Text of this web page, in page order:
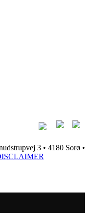
3 • 4180 Sorø •